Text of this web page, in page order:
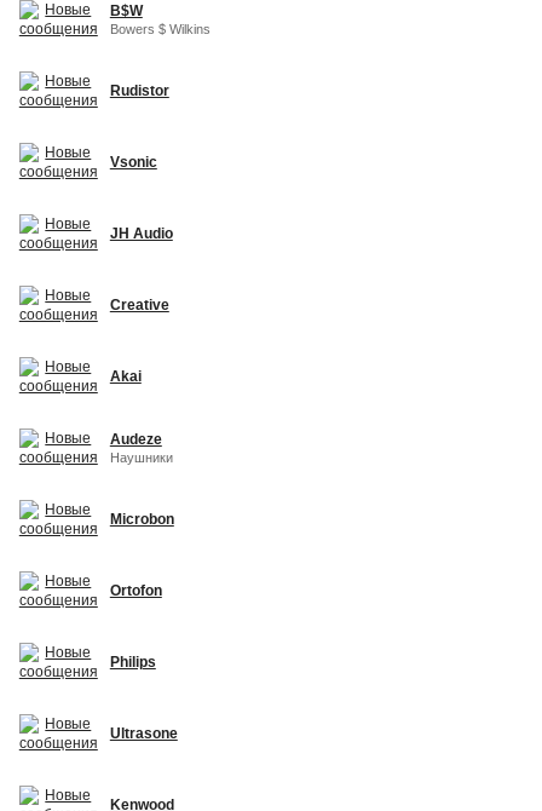
B$W
Bowers $ Wilkins
Rudistor
Vsonic
JH Audio
Creative
Akai
Audeze
Наушники
Microbon
Ortofon
Philips
Ultrasone
Kenwood